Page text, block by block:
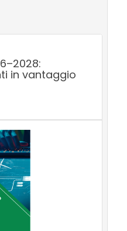
in vantaggio